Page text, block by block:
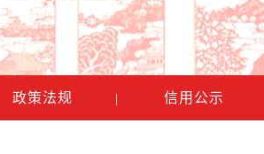
政策法规 | 信用公示